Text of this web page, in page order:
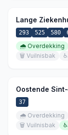
Lange
293 525 580
🌧️ Overdekking
🗑️ Vuilnisbak ♿
Oostende
37
🌧️ Overdekking
🗑️ Vuilnisbak ♿